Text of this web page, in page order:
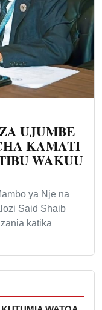
UJUMBE
KAMATI
WAKUU
ya Nje na
Said Shaib
katika